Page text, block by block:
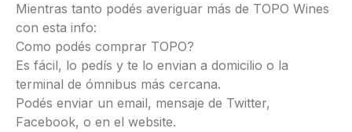
Mientras tanto podés averiguar más de TOPO Wines
con esta info:
Como podés comprar TOPO?
Es fácil, lo pedís y te lo envian a domicilio o la
terminal de ómnibus más cercana.
Podés enviar un email, mensaje de Twitter,
Facebook, o en el website.